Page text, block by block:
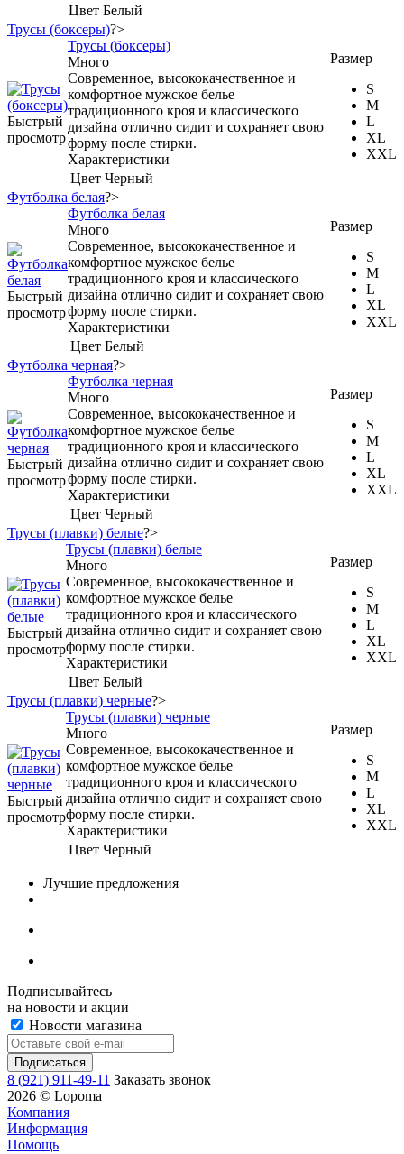
Цвет Белый
Трусы (боксеры)?>
Быстрый
просмотр
Трусы (боксеры)
Много
Cовременное, высококачественное и
комфортное мужское белье
традиционного кроя и классического
дизайна отлично сидит и сохраняет свою
форму после стирки.
Характеристики
Цвет Черный
Размер
S
M
L
XL
XXL
Футболка белая?>
Быстрый
просмотр
Футболка белая
Много
Современное, высококачественное и
комфортное мужское белье
традиционного кроя и классического
дизайна отлично сидит и сохраняет свою
форму после стирки.
Характеристики
Цвет Белый
Размер
S
M
L
XL
XXL
Футболка черная?>
Быстрый
просмотр
Футболка черная
Много
Современное, высококачественное и
комфортное мужское белье
традиционного кроя и классического
дизайна отлично сидит и сохраняет свою
форму после стирки.
Характеристики
Цвет Черный
Размер
S
M
L
XL
XXL
Трусы (плавки) белые?>
Быстрый
просмотр
Трусы (плавки) белые
Много
Современное, высококачественное и
комфортное мужское белье
традиционного кроя и классического
дизайна отлично сидит и сохраняет свою
форму после стирки.
Характеристики
Цвет Белый
Размер
S
M
L
XL
XXL
Трусы (плавки) черные?>
Быстрый
просмотр
Трусы (плавки) черные
Много
Современное, высококачественное и
комфортное мужское белье
традиционного кроя и классического
дизайна отлично сидит и сохраняет свою
форму после стирки.
Характеристики
Цвет Черный
Размер
S
M
L
XL
XXL
Лучшие предложения
Подписывайтесь
на новости и акции
Новости магазина
8 (921) 911-49-11 Заказать звонок
2026 © Lopoma
Компания
Информация
Помощь